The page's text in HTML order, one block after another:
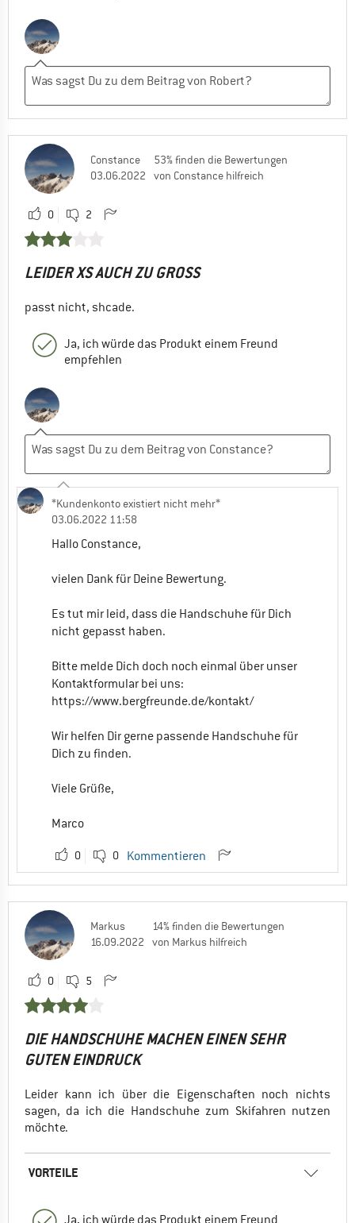
Constance
03.06.2022
53% finden die Bewertungen
von Constance hilfreich
0 2
LEIDER XS AUCH ZU GROSS
passt nicht, shcade.
Ja, ich würde das Produkt einem Freund
empfehlen
*Kundenkonto existiert nicht mehr*
03.06.2022 11:58
Hallo Constance,
vielen Dank für Deine Bewertung.
Es tut mir leid, dass die Handschuhe für Dich
nicht gepasst haben.
Bitte melde Dich doch noch einmal über unser
Kontaktformular bei uns:
https://www.bergfreunde.de/kontakt/
Wir helfen Dir gerne passende Handschuhe für
Dich zu finden.
Viele Grüße,
Marco
0 0 Kommentieren
Markus
16.09.2022
14% finden die Bewertungen
von Markus hilfreich
0 5
DIE HANDSCHUHE MACHEN EINEN SEHR
GUTEN EINDRUCK
Leider kann ich über die Eigenschaften noch nichts
sagen, da ich die Handschuhe zum Skifahren nutzen
möchte.
VORTEILE
Ja, ich würde das Produkt einem Freund